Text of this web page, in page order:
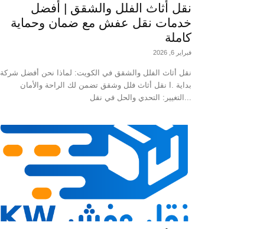
نقل أثاث الفلل والشقق | أفضل
خدمات نقل عفش مع ضمان وحماية
كاملة
فبراير 6, 2026
نقل أثاث الفلل والشقق في الكويت: لماذا نحن أفضل شركة
نقل أثاث فلل وشقق تضمن لك الراحة والأمان I. بداية